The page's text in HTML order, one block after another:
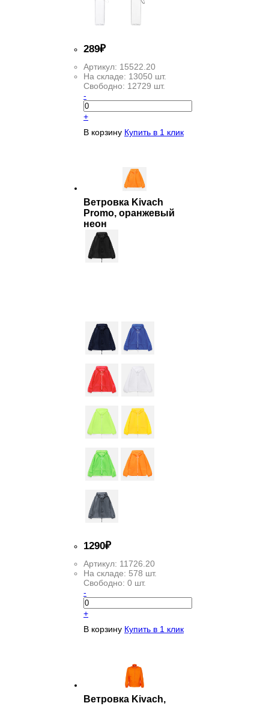
289₽
Артикул: 15522.20
На складе: 13050 шт.
Свободно: 12729 шт.
-
+
В корзину Купить в 1 клик
Ветровка Kivach
Promo, оранжевый
неон
1290₽
Артикул: 11726.20
На складе: 578 шт.
Свободно: 0 шт.
-
+
В корзину Купить в 1 клик
Ветровка Kivach,